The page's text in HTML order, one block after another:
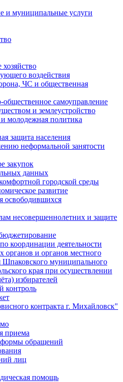
и муниципальные услуги
воздействия
ЧС и общественная
общественное самоуправление
и землеустройство
и молодежная политика
защита населения
неформальной занятости
закупок
данных
городской среды
развитие
освободившихся
несовершеннолетних и защите
координации деятельности
органов и органов местного
Шпаковского муниципального
края при осуществлении
избирателей
контроль
контракта г. Михайловск"
приема
обращений
лиц
помощь